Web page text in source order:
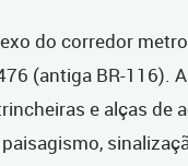
do corredor
(antiga BR-116).
e alças de